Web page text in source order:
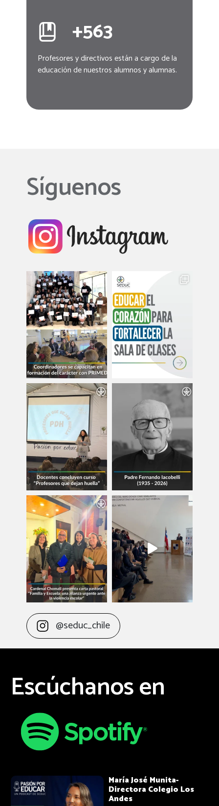
+563
Profesores y directivos están a cargo de la
educación de nuestros alumnos y alumnas.
Síguenos
@seduc_chile
Escúchanos en
María José Munita-
Directora Colegio Los
Andes